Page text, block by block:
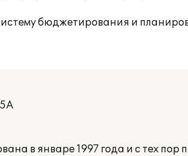
бюджетирования и
в январе 1997 года и с тех